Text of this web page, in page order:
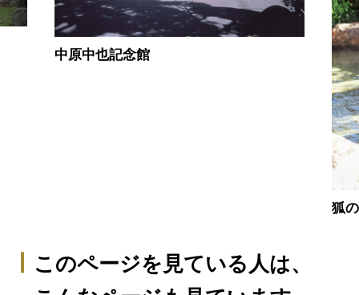
中原中也記念館
狐
このページを見ている人は、